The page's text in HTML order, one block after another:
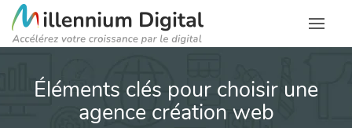
Éléments clés pour choisir une
agence création web